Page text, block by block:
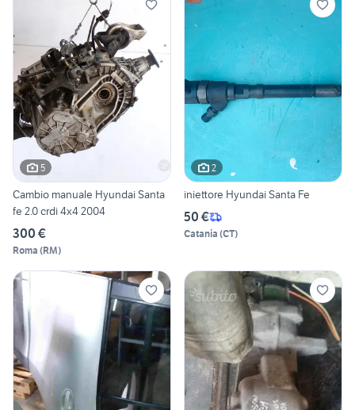
5
Cambio manuale Hyundai Santa
fe 2.0 crdi 4x4 2004
300 €
Roma (RM)
2
iniettore Hyundai Santa Fe
50 €
Catania (CT)